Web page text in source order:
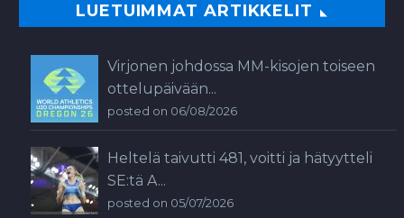
LUETUIMMAT ARTIKKELIT
Virjonen johdossa MM-kisojen toiseen
ottelupäivään...
posted on 06/08/2026
Heltelä taivutti 481, voitti ja hätyytteli
SE:tä A...
posted on 05/07/2026